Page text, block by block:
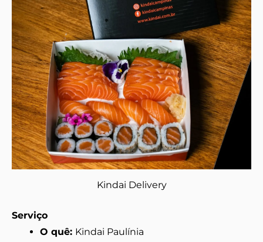
Kindai Delivery
Serviço
O quê: Kindai Paulínia